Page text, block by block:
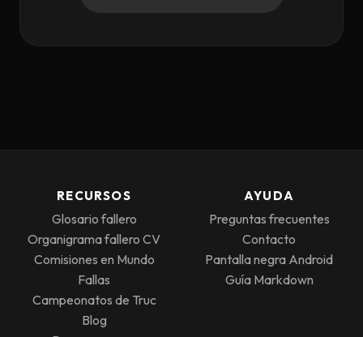
RECURSOS
Glosario fallero
Organigrama fallero CV
Comisiones en Mundo
Fallas
Campeonatos de Truc
Blog
AYUDA
Preguntas frecuentes
Contacto
Pantalla negra Android
Guía Markdown